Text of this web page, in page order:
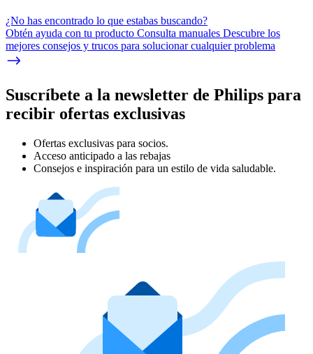
¿No has encontrado lo que estabas buscando?
Obtén ayuda con tu producto Consulta manuales Descubre los
mejores consejos y trucos para solucionar cualquier problema
Suscríbete a la newsletter de Philips para
recibir ofertas exclusivas
Ofertas exclusivas para socios.
Acceso anticipado a las rebajas
Consejos e inspiración para un estilo de vida saludable.